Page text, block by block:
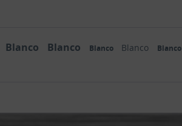
Blanco Blanco Blanco Blanco Blanco